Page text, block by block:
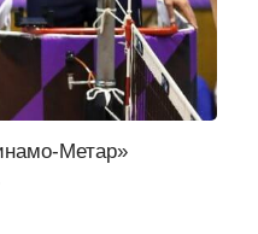
Метар»